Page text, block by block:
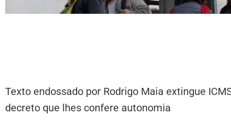
Texto endossado por Rodrigo Maia extingue
decreto que lhes confere autonomia